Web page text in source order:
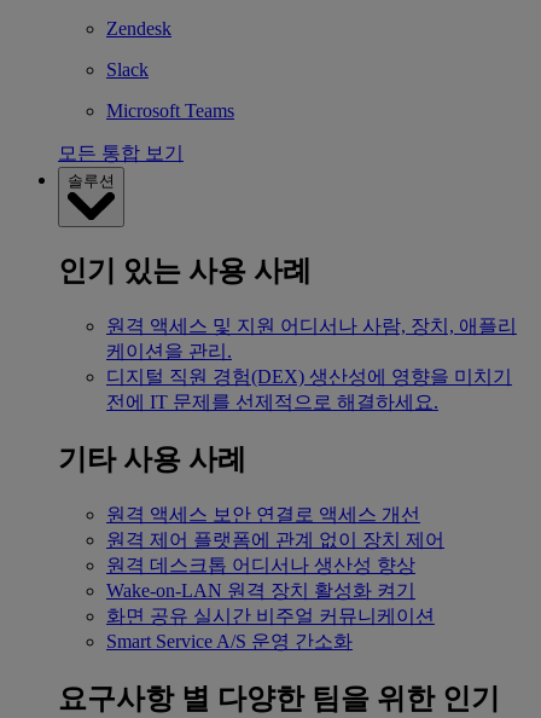
Zendesk
Slack
Microsoft Teams
모든 통합 보기
솔루션
인기 있는 사용 사례
원격 액세스 및 지원 어디서나 사람, 장치, 애플리
케이션을 관리.
디지털 직원 경험(DEX) 생산성에 영향을 미치기
전에 IT 문제를 선제적으로 해결하세요.
기타 사용 사례
원격 액세스 보안 연결로 액세스 개선
원격 제어 플랫폼에 관계 없이 장치 제어
원격 데스크톱 어디서나 생산성 향상
Wake-on-LAN 원격 장치 활성화 켜기
화면 공유 실시간 비주얼 커뮤니케이션
Smart Service A/S 운영 간소화
요구사항 별 다양한 팀을 위한 인기